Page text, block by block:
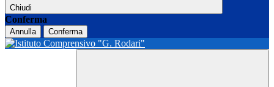
Chiudi
Conferma
Annulla Conferma